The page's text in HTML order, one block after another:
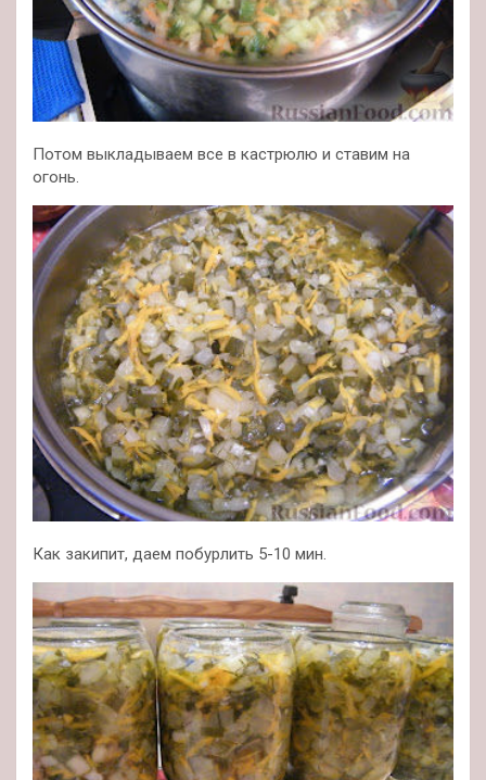
Потом выкладываем все в кастрюлю и ставим на
огонь.
Как закипит, даем побурлить 5-10 мин.